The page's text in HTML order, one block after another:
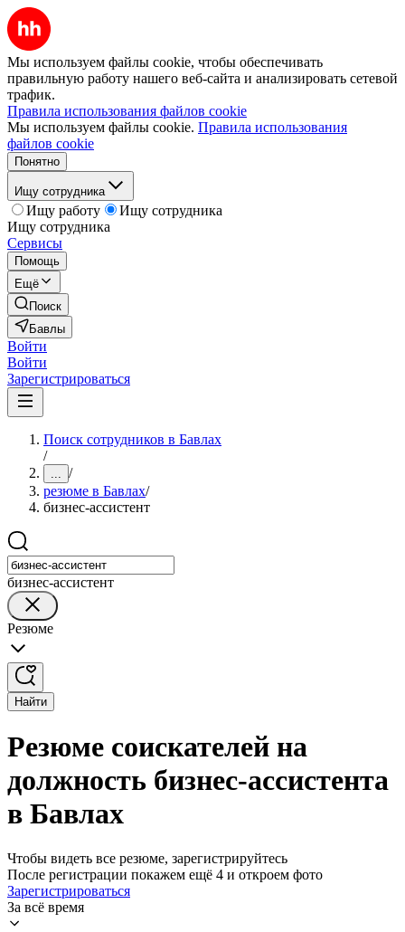
Мы используем файлы cookie, чтобы обеспечивать
правильную работу нашего веб-сайта и анализировать сетевой
трафик.
Правила использования файлов cookie
Мы используем файлы cookie. Правила использования
файлов cookie
Понятно
Ищу сотрудника
Ищу работу
Ищу сотрудника
Ищу сотрудника
Сервисы
Помощь
Ещё
Поиск
Бавлы
Войти
Войти
Зарегистрироваться
Поиск сотрудников в Бавлах
/
... /
резюме в Бавлах/
бизнес-ассистент
бизнес-ассистент
Резюме
Найти
Резюме соискателей на
должность бизнес-ассистента
в Бавлах
Чтобы видеть все резюме, зарегистрируйтесь
После регистрации покажем ещё 4 и откроем фото
Зарегистрироваться
За всё время